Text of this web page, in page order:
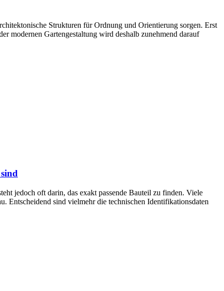
Strukturen für Ordnung und Orientierung sorgen. Erst
modernen Gartengestaltung wird deshalb zunehmend darauf
jedoch oft darin, das exakt passende Bauteil zu finden. Viele
Entscheidend sind vielmehr die technischen Identifikationsdaten